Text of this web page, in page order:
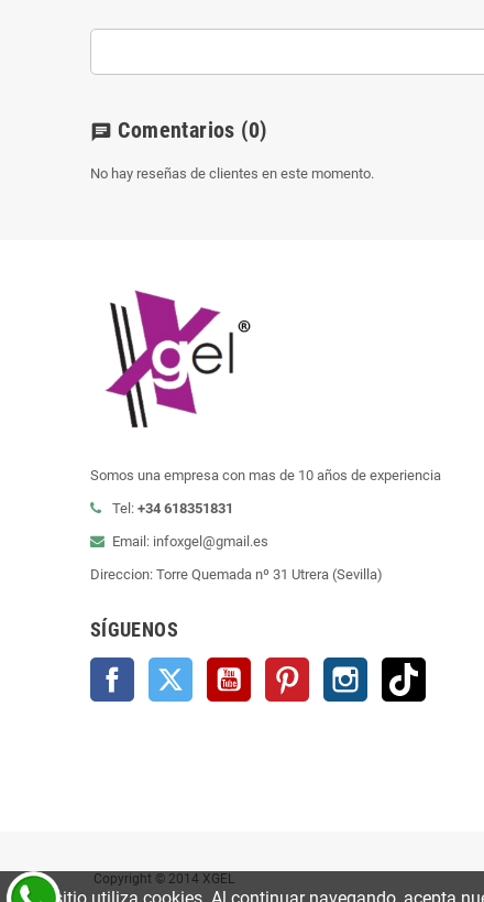
chat Comentarios (0)
No hay reseñas de clientes en este momento.
Somos una empresa con mas de 10 años de experiencia
Tel: +34 618351831
Email: infoxgel@gmail.es
Direccion: Torre Quemada nº 31 Utrera (Sevilla)
SÍGUENOS
Facebook Twitter YouTube Pinterest Instagram
Copyright © 2014 XGEL